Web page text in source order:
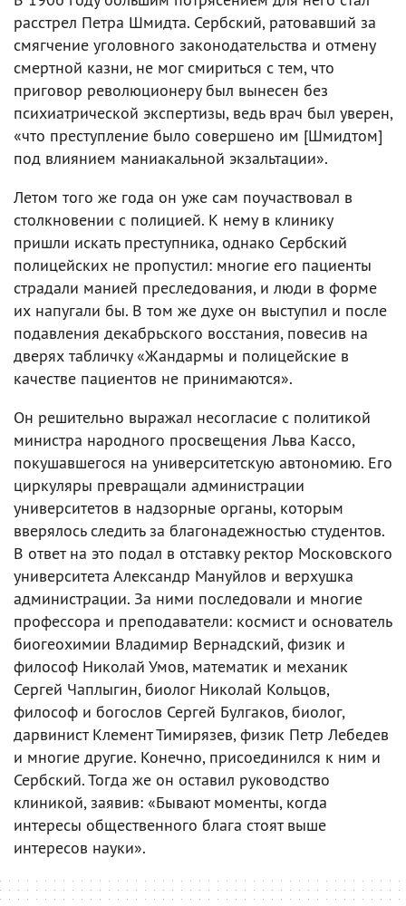
расстрел Петра Шмидта. Сербский, ратовавший за
смягчение уголовного законодательства и отмену
смертной казни, не мог смириться с тем, что
приговор революционеру был вынесен без
психиатрической экспертизы, ведь врач был уверен,
«что преступление было совершено им [Шмидтом]
под влиянием маниакальной экзальтации».
Летом того же года он уже сам поучаствовал в
столкновении с полицией. К нему в клинику
пришли искать преступника, однако Сербский
полицейских не пропустил: многие его пациенты
страдали манией преследования, и люди в форме
их напугали бы. В том же духе он выступил и после
подавления декабрьского восстания, повесив на
дверях табличку «Жандармы и полицейские в
качестве пациентов не принимаются».
Он решительно выражал несогласие с политикой
министра народного просвещения Льва Кассо,
покушавшегося на университетскую автономию. Его
циркуляры превращали администрации
университетов в надзорные органы, которым
вверялось следить за благонадежностью студентов.
В ответ на это подал в отставку ректор Московского
университета Александр Мануйлов и верхушка
администрации. За ними последовали и многие
профессора и преподаватели: космист и основатель
биогеохимии Владимир Вернадский, физик и
философ Николай Умов, математик и механик
Сергей Чаплыгин, биолог Николай Кольцов,
философ и богослов Сергей Булгаков, биолог,
дарвинист Клемент Тимирязев, физик Петр Лебедев
и многие другие. Конечно, присоединился к ним и
Сербский. Тогда же он оставил руководство
клиникой, заявив: «Бывают моменты, когда
интересы общественного блага стоят выше
интересов науки».